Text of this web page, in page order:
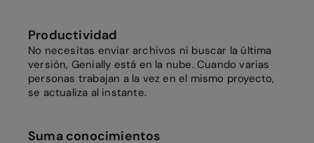
Productividad
No necesitas enviar archivos ni buscar la última
versión, Genially está en la nube. Cuando varias
personas trabajan a la vez en el mismo proyecto,
se actualiza al instante.
Suma conocimientos